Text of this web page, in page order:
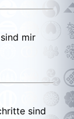
mir
sind